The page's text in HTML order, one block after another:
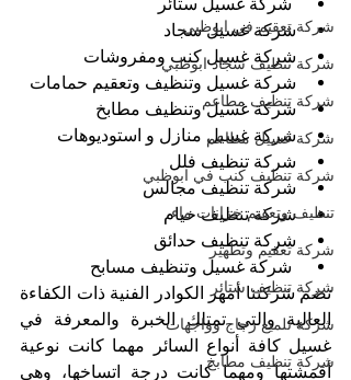
شركة تعقيم في ابوظبي
شركة تنظيف سجاد ابوظبي
شركة تنظيف مطاعم
شركة غسيل مطاعم
شركة تنظيف كنب في ابوظبي
تنظيف وتعقيم خزانات ماء
شركة تعقيم وتطهير
شركة تنظيف ستائر
شركة تلميع زجاج وواجهات
شركة تنظيف مطابخ
شركة غسيل سجاد
شركة غسيل كنب ومفروشات
شركة غسيل وتنظيف وتعقيم حمامات
شركة غسيل وتنظيف مطابخ
شركة غسيل منازل و استوديوهات
شركة تنظيف فلل
شركة تنظيف مجالس
شركة تنظيف خيام
شركة تنظيف حدائق